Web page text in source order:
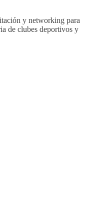
y networking para
de clubes deportivos y